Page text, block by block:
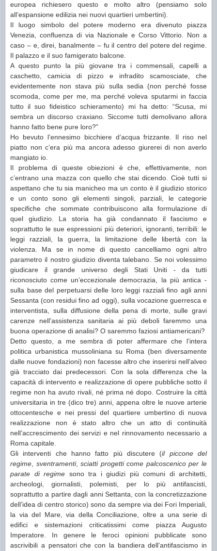
europea richiesero questo e molto altro (pensiamo solo
all’espansione edilizia nei nuovi quartieri umbertini).
Il luogo simbolo del potere moderno era divenuto piazza
Venezia, confluenza di via Nazionale e Corso Vittorio. Non a
caso – e, direi, banalmente – fu il centro del potere del regime.
Il palazzo e il suo famigerato balcone.
A questo punto la più giovane tra i commensali, capelli a
caschetto, camicia di pizzo e infradito scamosciate, che
evidentemente non stava più sulla sedia (non perché fosse
scomoda, come per me, ma perché voleva sputarmi in faccia
tutto il suo fideistico schieramento) mi ha detto: “Scusa, mi
sembra un discorso craxiano. Siccome tutti demolivano allora
hanno fatto bene pure loro?”
Ho bevuto l’ennesimo bicchiere d’acqua frizzante. Il riso nel
piatto non c’era più ma ancora adesso giurerei di non averlo
mangiato io.
Il problema di queste obiezioni è che, effettivamente, non
c’entrano una mazza con quello che stai dicendo. Cioè tutti si
aspettano che tu sia manicheo ma un conto è il giudizio storico
e un conto sono gli elementi singoli, parziali, le categorie
specifiche che sommate contribuiscono alla formulazione di
quel giudizio. La storia ha già condannato il fascismo e
soprattutto le sue espressioni più deteriori, ignoranti, terribili: le
leggi razziali, la guerra, la limitazione delle libertà con la
violenza. Ma se in nome di questo cancelliamo ogni altro
parametro il nostro giudizio diventa talebano. Se noi volessimo
giudicare il grande universo degli Stati Uniti - da tutti
riconosciuto come un’eccezionale democrazia, la più antica -
sulla base del perpetuarsi delle loro leggi razziali fino agli anni
Sessanta (con residui fino ad oggi), sulla vocazione guerresca e
interventista, sulla diffusione della pena di morte, sulle gravi
carenze nell’assistenza sanitaria ai più deboli faremmo una
buona operazione di analisi? O saremmo faziosi antiamericani?
Detto questo, a me sembra di poter affermare che l’intera
politica urbanistica mussoliniana su Roma (ben diversamente
dalle nuove fondazioni) non facesse altro che inserirsi nell’alveo
già tracciato dai predecessori. Con la sola differenza che la
capacità di intervento e realizzazione di opere pubbliche sotto il
regime non ha avuto rivali, né prima né dopo. Costruire la città
universitaria in tre (dico tre) anni, appena oltre le nuove arterie
ottocentesche e nei pressi del quartiere umbertino di nuova
realizzazione non è stato altro che un atto di continuità
nell’accrescimento dei servizi e nel rinnovamento necessario a
Roma capitale.
Gli interventi che hanno fatto più discutere (il piccone del
regime
sventramenti, sciatti progetti come palcoscenico per le
parate di regime sono tra i giudizi più comuni di architetti,
archeologi, giornalisti, polemisti, per lo più antifascisti,
soprattutto a partire dagli anni Settanta, con la concretizzazione
dell’idea di centro storico) sono da sempre via dei Fori Imperiali,
la via del Mare, via della Conciliazione, oltre a una serie di
edifici e sistemazioni criticatissimi come piazza Augusto
Imperatore. In genere le feroci opinioni pubblicate sono
ascrivibili a pensatori che con la bandiera dell’antifascismo in